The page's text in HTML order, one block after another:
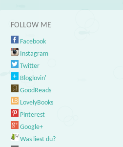
FOLLOW ME
Facebook
Instagram
Twitter
Bloglovin'
GoodReads
LovelyBooks
Pinterest
Google+
Was liest du?